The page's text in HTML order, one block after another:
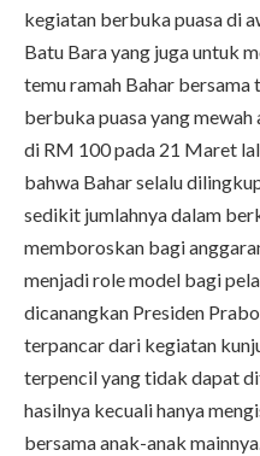
kegiatan berbuka puasa di
Batu Bara yang juga untuk
temu ramah Bahar bersama
berbuka puasa yang mewah
di RM 100 pada 21 Maret
bahwa Bahar selalu
sedikit jumlahnya dalam
memboroskan bagi
menjadi role model bagi
dicanangkan Presiden
terpancar dari kegiatan
terpencil yang tidak dapat
hasilnya kecuali hanya
bersama anak-anak